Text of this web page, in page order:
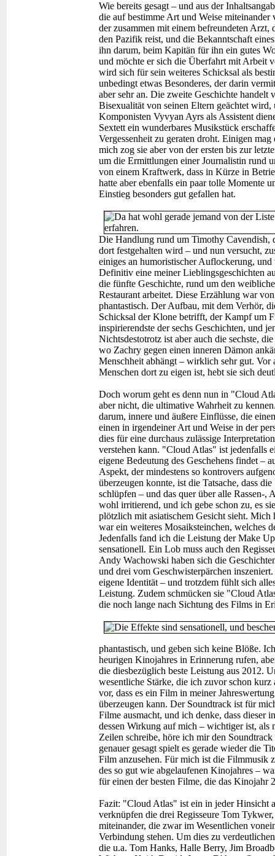
Wie bereits gesagt – und aus der
die auf bestimme Art und Weise
der zusammen mit einem befreundeten
den Pazifik reist, und die Bekanntschaft
ihn darum, beim Kapitän für ihn ein gutes
und möchte er sich die Überfahrt mit Arbeit
wird sich für sein weiteres Schicksal als
unbedingt etwas Besonderes, der darin
aber sehr an. Die zweite Geschichte
Bisexualität von seinen Eltern geächtet
Komponisten Vyvyan Ayrs als Assistent
Sextett ein wunderbares Musikstück
Vergessenheit zu geraten droht. Einigen
mich zog sie aber von der ersten bis zur
um die Ermittlungen einer Journalistin rund
von einem Kraftwerk, dass in Kürze in
hatte aber ebenfalls ein paar tolle Momente
Einstieg besonders gut gefallen hat.
Die Handlung rund um Timothy Cavendish,
dort festgehalten wird – und nun versucht,
einiges an humoristischer Auflockerung,
Definitiv eine meiner Lieblingsgeschichten
die fünfte Geschichte, rund um den
Restaurant arbeitet. Diese Erzählung war
phantastisch. Der Aufbau, mit dem Verhör,
Schicksal der Klone betrifft, der Kampf um
inspirierendste der sechs Geschichten, und
Nichtsdestotrotz ist aber auch die sechste,
wo Zachry gegen einen inneren Dämon
Menschheit abhängt – wirklich sehr gut. Vor
Menschen dort zu eigen ist, hebt sie sich
Doch worum geht es denn nun in "Cloud
aber nicht, die ultimative Wahrheit zu
darum, innere und äußere Einflüsse, die
einen in irgendeiner Art und Weise in der
dies für eine durchaus zulässige
verstehen kann. "Cloud Atlas" ist jedenfalls
eigene Bedeutung des Geschehens findet –
Aspekt, der mindestens so kontrovers
überzeugen konnte, ist die Tatsache, dass
schlüpfen – und das quer über alle Rassen-,
wohl irritierend, und ich gebe schon zu, es
plötzlich mit asiatischem Gesicht sieht. Mich
war ein weiteres Mosaiksteinchen, welches
Jedenfalls fand ich die Leistung der Make
sensationell. Ein Lob muss auch den
Andy Wachowski haben sich die
und drei vom Geschwisterpärchen
eigene Identität – und trotzdem fühlt sich
Leistung. Zudem schmücken sie "Cloud
die noch lange nach Sichtung des Films in
phantastisch, und geben sich keine Blöße.
heurigen Kinojahres in Erinnerung rufen,
die diesbezüglich beste Leistung aus 2012.
wesentliche Stärke, die ich zuvor schon
vor, dass es ein Film in meiner
überzeugen kann. Der Soundtrack ist für
Filme ausmacht, und ich denke, dass dieser
dessen Wirkung auf mich – wichtiger ist, als
Zeilen schreibe, höre ich mir den
genauer gesagt spielt es gerade wieder die
Film anzusehen. Für mich ist die Filmmusik
des so gut wie abgelaufenen Kinojahres –
für einen der besten Filme, die das Kinojahr
Fazit: "Cloud Atlas" ist ein in jeder Hinsicht
verknüpfen die drei Regisseure Tom
miteinander, die zwar im Wesentlichen
Verbindung stehen. Um dies zu
die u.a. Tom Hanks, Halle Berry, Jim